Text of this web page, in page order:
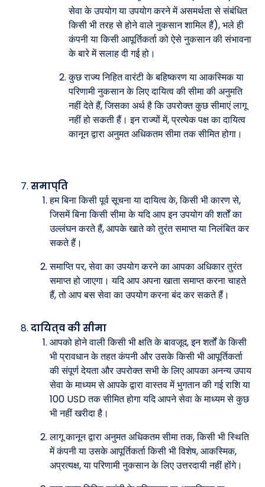
सेवा के उपयोग या उपयोग करने में असमर्थता से संबंधित
किसी भी तरह से होने वाले नुकसान शामिल हैं), भले ही
कंपनी या किसी आपूर्तिकर्ता को ऐसे नुकसान की संभावना
के बारे में सलाह दी गई हो।
कुछ राज्य निहित वारंटी के बहिष्करण या आकस्मिक या
परिणामी नुकसान के लिए दायित्व की सीमा की अनुमति
नहीं देते हैं, जिसका अर्थ है कि उपरोक्त कुछ सीमाएं लागू
नहीं हो सकती हैं। इन राज्यों में, प्रत्येक पक्ष का दायित्व
कानून द्वारा अनुमत अधिकतम सीमा तक सीमित होगा।
समाप्ति
हम बिना किसी पूर्व सूचना या दायित्व के, किसी भी कारण से,
जिसमें बिना किसी सीमा के यदि आप इन उपयोग की शर्तों का
उल्लंघन करते हैं, आपके खाते को तुरंत समाप्त या निलंबित कर
सकते हैं।
समाप्ति पर, सेवा का उपयोग करने का आपका अधिकार तुरंत
समाप्त हो जाएगा। यदि आप अपना खाता समाप्त करना चाहते
हैं, तो आप बस सेवा का उपयोग करना बंद कर सकते हैं।
दायित्व की सीमा
आपको होने वाली किसी भी क्षति के बावजूद, इन शर्तों के किसी
भी प्रावधान के तहत कंपनी और उसके किसी भी आपूर्तिकर्ता
की संपूर्ण देयता और उपरोक्त सभी के लिए आपका अनन्य उपाय
सेवा के माध्यम से आपके द्वारा वास्तव में भुगतान की गई राशि या
100 USD तक सीमित होगा यदि आपने सेवा के माध्यम से कुछ
भी नहीं खरीदा है।
लागू कानून द्वारा अनुमत अधिकतम सीमा तक, किसी भी स्थिति
में कंपनी या उसके आपूर्तिकर्ता किसी भी विशेष, आकस्मिक,
अप्रत्यक्ष, या परिणामी नुकसान के लिए उत्तरदायी नहीं होंगे।